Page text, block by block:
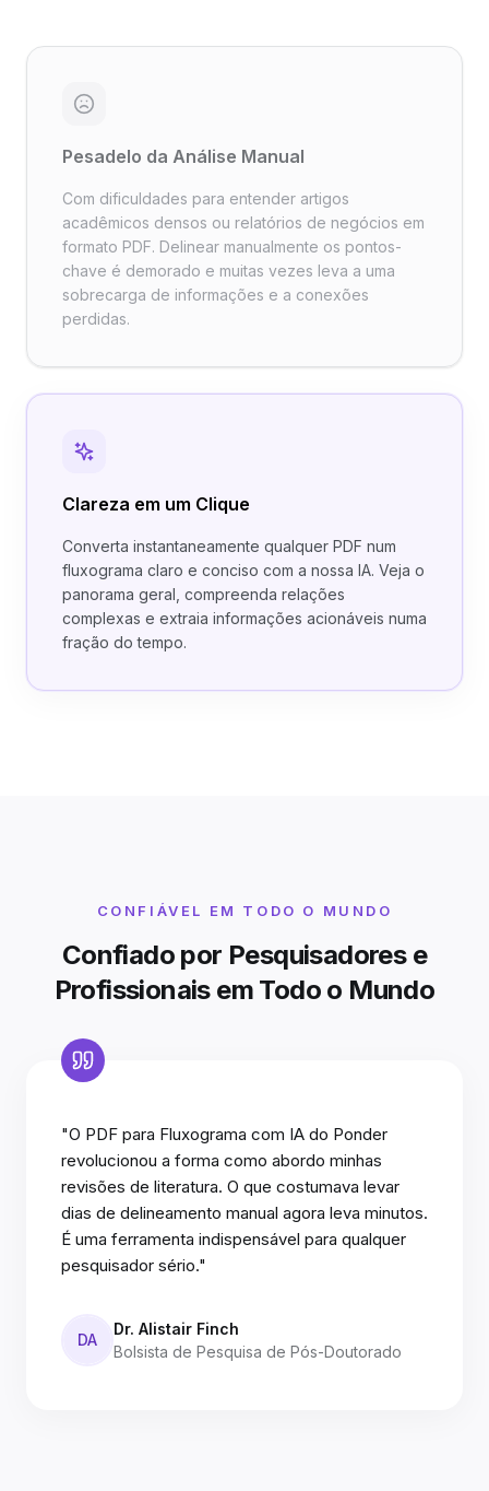
Pesadelo da Análise Manual
Com dificuldades para entender artigos
acadêmicos densos ou relatórios de negócios em
formato PDF. Delinear manualmente os pontos-
chave é demorado e muitas vezes leva a uma
sobrecarga de informações e a conexões
perdidas.
Clareza em um Clique
Converta instantaneamente qualquer PDF num
fluxograma claro e conciso com a nossa IA. Veja o
panorama geral, compreenda relações
complexas e extraia informações acionáveis numa
fração do tempo.
CONFIÁVEL EM TODO O MUNDO
Confiado por Pesquisadores e
Profissionais em Todo o Mundo
"O PDF para Fluxograma com IA do Ponder
revolucionou a forma como abordo minhas
revisões de literatura. O que costumava levar
dias de delineamento manual agora leva minutos.
É uma ferramenta indispensável para qualquer
pesquisador sério."
DA
Dr. Alistair Finch
Bolsista de Pesquisa de Pós-Doutorado